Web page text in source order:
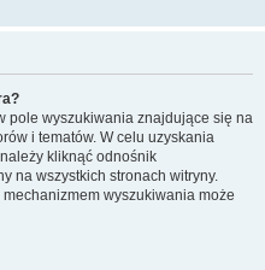
pole wyszukiwania znajdujące się na
i tematów. W celu uzyskania
kliknąć odnośnik
na wszystkich stronach witryny.
wyszukiwania może